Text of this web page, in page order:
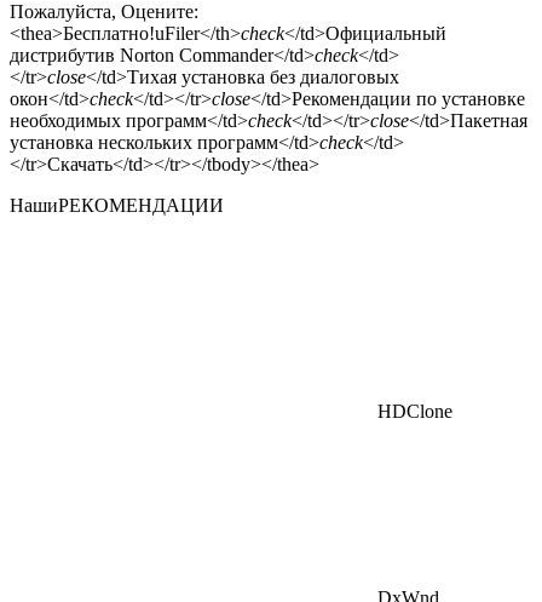
Пожалуйста, Оцените:
<thea>Бесплатно!uFiler</th>check</td>Официальный
дистрибутив Norton Commander</td>check</td>
</tr>close</td>Тихая установка без диалоговых
окон</td>check</td></tr>close</td>Рекомендации по установке
необходимых программ</td>check</td></tr>close</td>Пакетная
установка нескольких программ</td>check</td>
</tr>Скачать</td></tr></tbody></thea>
НашиРЕКОМЕНДАЦИИ
HDClone
DxWnd